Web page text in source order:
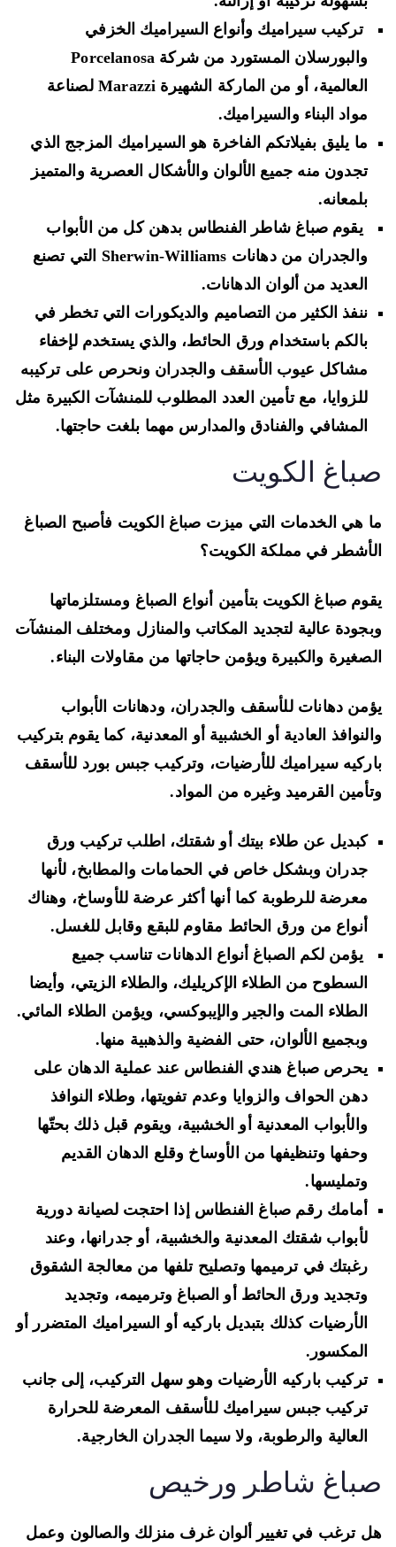
تركيب سيراميك وأنواع السيراميك الخزفي
والبورسلان المستورد من شركة Porcelanosa
العالمية، أو من الماركة الشهيرة Marazzi لصناعة
مواد البناء والسيراميك.
ما يليق بفيلاتكم الفاخرة هو السيراميك المزجج الذي
تجدون منه جميع الألوان والأشكال العصرية والمتميز
بلمعانه.
يقوم صباغ شاطر الفنطاس بدهن كل من الأبواب
والجدران من دهانات Sherwin-Williams التي تصنع
العديد من ألوان الدهانات.
ننفذ الكثير من التصاميم والديكورات التي تخطر في
بالكم باستخدام ورق الحائط، والذي يستخدم لإخفاء
مشاكل عيوب الأسقف والجدران ونحرص على تركيبه
للزوايا، مع تأمين العدد المطلوب للمنشآت الكبيرة مثل
المشافي والفنادق والمدارس مهما بلغت حاجتها.
الكويت
هي الخدمات التي ميزت صباغ الكويت فأصبح الصباغ
في مملكة الكويت؟
صباغ الكويت بتأمين أنواع الصباغ ومستلزماتها
عالية لتجديد المكاتب والمنازل ومختلف المنشآت
والكبيرة ويؤمن حاجاتها من مقاولات البناء.
دهانات للأسقف والجدران، ودهانات الأبواب
العادية أو الخشبية أو المعدنية، كما يقوم بتركيب
سيراميك للأرضيات، وتركيب جبس بورد للأسقف
القرميد وغيره من المواد.
كبديل عن طلاء بيتك أو شقتك، اطلب تركيب ورق
جدران وبشكل خاص في الحمامات والمطابخ، لأنها
معرضة للرطوبة كما أنها أكثر عرضة للأوساخ، وهناك
أنواع من ورق الحائط مقاوم للبقع وقابل للغسل.
يؤمن لكم الصباغ أنواع الدهانات تناسب جميع
السطوح من الطلاء الإكريليك، والطلاء الزيتي، وأيضا
الطلاء المت والجير والإيبوكسي، ويؤمن الطلاء المائي.
وبجميع الألوان، حتى الفضية والذهبية منها.
يحرص صباغ هندي الفنطاس عند عملية الدهان على
دهن الحواف والزوايا وعدم تفويتها، وطلاء النوافذ
والأبواب المعدنية أو الخشبية، ويقوم قبل ذلك بحتّها
وحفها وتنظيفها من الأوساخ وقلع الدهان القديم
وتمليسها.
أمامك رقم صباغ الفنطاس إذا احتجت لصيانة دورية
لأبواب شقتك المعدنية والخشبية، أو جدرانها، وعند
رغبتك في ترميمها وتصليح تلفها من معالجة الشقوق
وتجديد ورق الحائط أو الصباغ وترميمه، وتجديد
الأرضيات كذلك بتبديل باركيه أو السيراميك المتضرر أو
المكسور.
تركيب باركيه الأرضيات وهو سهل التركيب، إلى جانب
تركيب جبس سيراميك للأسقف المعرضة للحرارة
العالية والرطوبة، ولا سيما الجدران الخارجية.
شاطر ورخيص
ترغب في تغيير ألوان غرف منزلك والصالون وعمل